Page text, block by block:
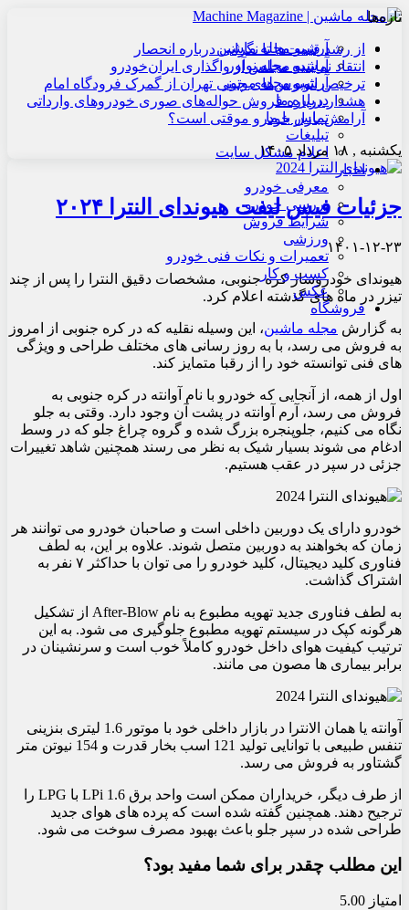
آرشیو مجله ماشین
آرشیو مجله نوآور
آرشیو مجله موتور
درباره ما
تماس با ما
تبلیغات
اعلام مشکل سایت
اخبار
معرفی خودرو
بررسی خودرو
شرایط فروش
ورزشی
تعمیرات و نکات فنی خودرو
کسب و کار
عکس
فروشگاه
تازه‌ها
از رشد قیمت‌ها تا نگرانی درباره انحصار
انتقاد نماینده مجلس از واگذاری ایران‌خودرو
ترخیص اتوبوس‌های چینی تهران از گمرک فرودگاه امام
هشدار درباره فروش حواله‌های صوری خودروهای وارداتی
آرامش بازار خودرو موقتی است؟
یکشنبه , ۱۸ مرداد ۱۴۰۵
جزئیات فیس لیفت هیوندای النترا ۲۰۲۴
۱۴۰۱-۱۲-۲۳
هیوندای خودروساز کره جنوبی، مشخصات دقیق النترا را پس از چند
تیزر در ماه های گذشته اعلام کرد.
به گزارش مجله ماشین، این وسیله نقلیه که در کره جنوبی از امروز
به فروش می رسد، با به روز رسانی های مختلف طراحی و ویژگی
های فنی توانسته خود را از رقبا متمایز کند.
اول از همه، از آنجایی که خودرو با نام آوانته در کره جنوبی به
فروش می رسد، آرم آوانته در پشت آن وجود دارد. وقتی به جلو
نگاه می کنیم، جلوپنجره بزرگ شده و گروه چراغ جلو که در وسط
ادغام می شوند بسیار شیک به نظر می رسند همچنین شاهد تغییرات
جزئی در سپر در عقب هستیم.
خودرو دارای یک دوربین داخلی است و صاحبان خودرو می توانند هر
زمان که بخواهند به دوربین متصل شوند. علاوه بر این، به لطف
فناوری کلید دیجیتال، کلید خودرو را می توان با حداکثر ۷ نفر به
اشتراک گذاشت.
به لطف فناوری جدید تهویه مطبوع به نام After-Blow از تشکیل
هرگونه کپک در سیستم تهویه مطبوع جلوگیری می شود. به این
ترتیب کیفیت هوای داخل خودرو کاملاً خوب است و سرنشینان در
برابر بیماری ها مصون می مانند.
آوانته یا همان الانترا در بازار داخلی خود با موتور 1.6 لیتری بنزینی
تنفس طبیعی با توانایی تولید 121 اسب بخار قدرت و 154 نیوتن متر
گشتاور به فروش می رسد.
از طرف دیگر، خریداران ممکن است واحد برق 1.6 LPi با LPG را
ترجیح دهند. همچنین گفته شده است که پرده های هوای جدید
طراحی شده در سپر جلو باعث بهبود مصرف سوخت می شود.
این مطلب چقدر برای شما مفید بود؟
امتیاز 5.00